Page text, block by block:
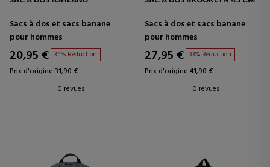
Sacs à dos et sacs banane
pour hommes
20,95 € 34% Réduction
Prix d'origine 31,90 €
0 revues
Sacs à dos et sacs banane
pour hommes
27,95 € 33% Réduction
Prix d'origine 41,90 €
0 revues